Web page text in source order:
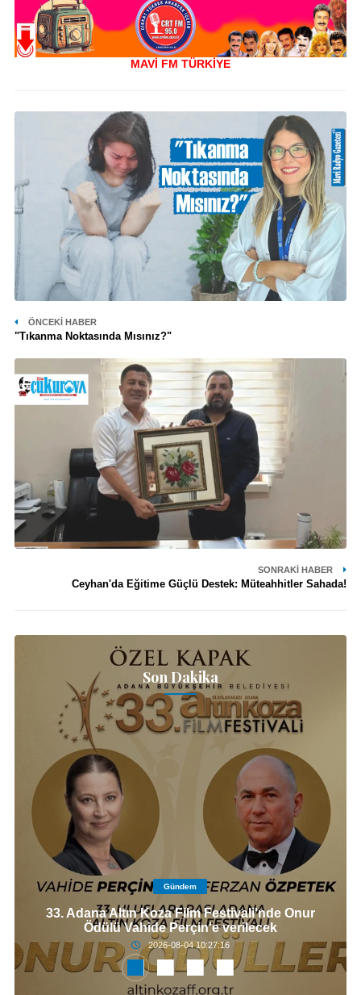
MAVİ FM TÜRKİYE
ÖNCEKI HABER
"Tıkanma Noktasında Mısınız?"
SONRAKI HABER
Ceyhan'da Eğitime Güçlü Destek: Müteahhitler Sahada!
Son Dakika
Gündem
33. Adana Altın Koza Film Festivali'nde Onur
Ödülü Vahide Perçin'e verilecek
2026-08-04 10:27:16